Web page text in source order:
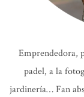
Emprendedora,
padel, a la
jardinería… Fan